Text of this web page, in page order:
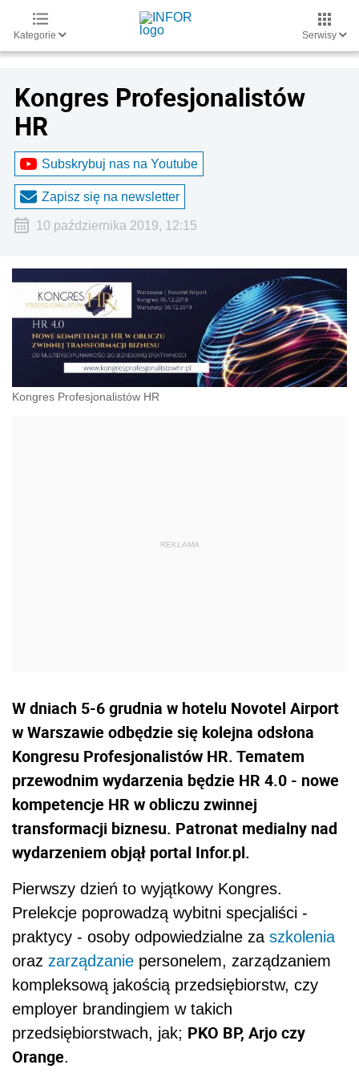
Kategorie Serwisy
Kongres Profesjonalistów
HR
Subskrybuj nas na Youtube
Zapisz się na newsletter
10 października 2019, 12:15
Kongres Profesjonalistów HR
W dniach 5-6 grudnia w hotelu Novotel Airport
w Warszawie odbędzie się kolejna odsłona
Kongresu Profesjonalistów HR. Tematem
przewodnim wydarzenia będzie HR 4.0 - nowe
kompetencje HR w obliczu zwinnej
transformacji biznesu. Patronat medialny nad
wydarzeniem objął portal Infor.pl.
Pierwszy dzień to wyjątkowy Kongres.
Prelekcje poprowadzą wybitni specjaliści -
praktycy - osoby odpowiedzialne za szkolenia
oraz zarządzanie personelem, zarządzaniem
kompleksową jakością przedsiębiorstw, czy
employer brandingiem w takich
przedsiębiorstwach, jak; PKO BP, Arjo czy
Orange.